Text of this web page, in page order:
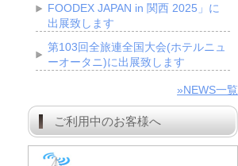
FOODEX JAPAN in 関西 2025」に
出展致します
第103回全旅連全国大会(ホテルニュ
ーオータニ)に出展致します
»NEWS一覧
ご利用中のお客様へ